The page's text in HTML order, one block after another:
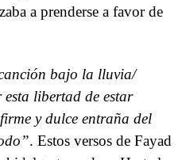
a prenderse a favor de
bajo la lluvia/
libertad de estar
y dulce entraña del
. Estos versos de Fayad